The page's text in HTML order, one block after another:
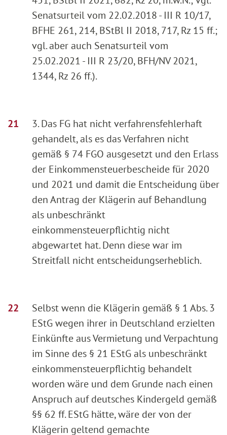
Senatsurteil vom 22.02.2018 - III R 10/17,
BFHE 261, 214, BStBl II 2018, 717, Rz 15 ff.;
vgl. aber auch Senatsurteil vom
25.02.2021 - III R 23/20, BFH/NV 2021,
1344, Rz 26 ff.).
3. Das FG hat nicht verfahrensfehlerhaft
gehandelt, als es das Verfahren nicht
gemäß § 74 FGO ausgesetzt und den Erlass
der Einkommensteuerbescheide für 2020
und 2021 und damit die Entscheidung über
den Antrag der Klägerin auf Behandlung
als unbeschränkt
einkommensteuerpflichtig nicht
abgewartet hat. Denn diese war im
Streitfall nicht entscheidungserheblich.
Selbst wenn die Klägerin gemäß § 1 Abs. 3
EStG wegen ihrer in Deutschland erzielten
Einkünfte aus Vermietung und Verpachtung
im Sinne des § 21 EStG als unbeschränkt
einkommensteuerpflichtig behandelt
worden wäre und dem Grunde nach einen
Anspruch auf deutsches Kindergeld gemäß
§§ 62 ff. EStG hätte, wäre der von der
Klägerin geltend gemachte